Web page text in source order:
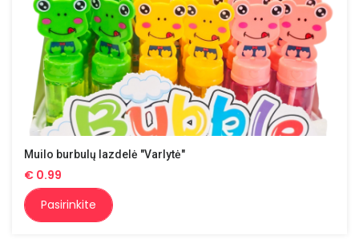
Muilo burbulų lazdelė "Varlytė"
€ 0.99
Pasirinkite